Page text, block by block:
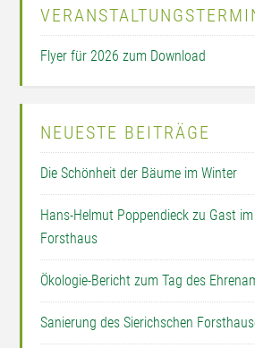
Flyer für 2026 zum Download
NEUESTE BEITRÄGE
Die Schönheit der Bäume im Winter
Hans-Helmut Poppendieck zu Gast
Forsthaus
Ökologie-Bericht zum Tag des
Sanierung des Sierichschen